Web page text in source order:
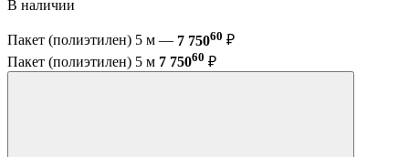
В наличии
Пакет (полиэтилен) 5 м — 7 75060 ₽
Пакет (полиэтилен) 5 м 7 75060 ₽